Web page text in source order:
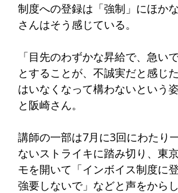
制度への登録は「強制」にほか
さんはそう感じている。
「目先のわずかな昇給で、急い
とすることが、不誠実だと感じ
はいなくなって構わないという
と阪崎さん。
講師の一部は7月に3回にわたり
ないストライキに踏み切り、東
モを開いて「インボイス制度に
強要しないで」などと声をから